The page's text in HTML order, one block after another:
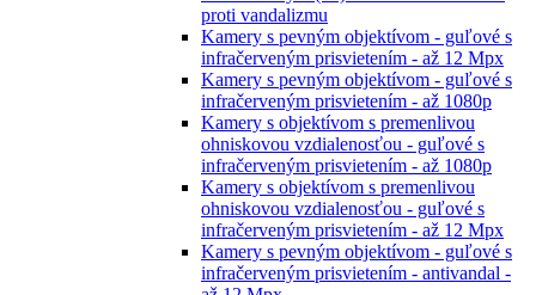
proti vandalizmu
Kamery s pevným objektívom - guľové s
infračerveným prisvietením - až 12 Mpx
Kamery s pevným objektívom - guľové s
infračerveným prisvietením - až 1080p
Kamery s objektívom s premenlivou
ohniskovou vzdialenosťou - guľové s
infračerveným prisvietením - až 1080p
Kamery s objektívom s premenlivou
ohniskovou vzdialenosťou - guľové s
infračerveným prisvietením - až 12 Mpx
Kamery s pevným objektívom - guľové s
infračerveným prisvietením - antivandal -